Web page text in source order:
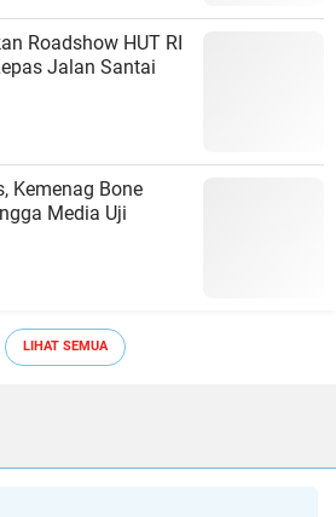
Roadshow HUT RI
Jalan Santai
Kemenag Bone
Media Uji
LIHAT SEMUA